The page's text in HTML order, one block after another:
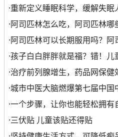
·重新定义睡眠科学，缓解失眠
·阿司匹林怎么吃，阿司匹林哪
·阿司匹林可以长期服用吗？阿
·孩子白白胖胖就是福？错！儿
·治疗前列腺增生，药品网保健
·城市中医大脑燃爆第七届中国
·一个步骤，让你也能轻松拥有
·三伏贴 儿童该贴还得贴